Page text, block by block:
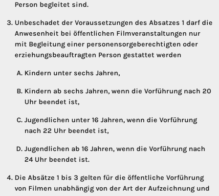
Person begleitet sind.
Unbeschadet der Voraussetzungen des Absatzes 1 darf die
Anwesenheit bei öffentlichen Filmveranstaltungen nur
mit Begleitung einer personensorgeberechtigten oder
erziehungsbeauftragten Person gestattet werden
Kindern unter sechs Jahren,
Kindern ab sechs Jahren, wenn die Vorführung nach 20
Uhr beendet ist,
Jugendlichen unter 16 Jahren, wenn die Vorführung
nach 22 Uhr beendet ist,
Jugendlichen ab 16 Jahren, wenn die Vorführung nach
24 Uhr beendet ist.
Die Absätze 1 bis 3 gelten für die öffentliche Vorführung
von Filmen unabhängig von der Art der Aufzeichnung und